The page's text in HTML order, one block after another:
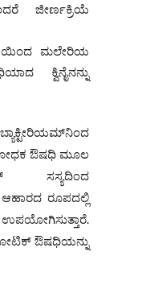
ಜೀರ್ಣಕ್ರಿಯೆ
ಮಲೇರಿಯ
ಕ್ವಿನೈನನ್ನು
ಔಷಧಿ ಮೂಲ
ಸಸ್ಯದಿಂದ
ಆಹಾರದ ರೂಪದಲ್ಲಿ
ಔಷಧಿಯನ್ನು